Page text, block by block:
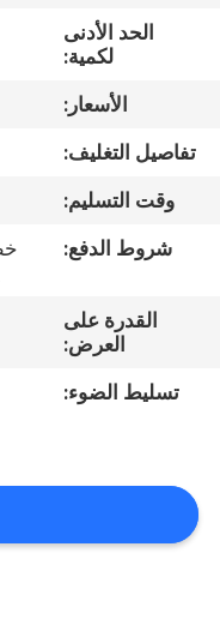
معلومات
جولة
المعمل
جودة
اتصل
اطلب
الحد الأدنى
لكمية:
الأسعار:
تفاصيل التغليف:
وقت التسليم:
شروط الدفع:
القدرة على
العرض:
تسليط الضوء: